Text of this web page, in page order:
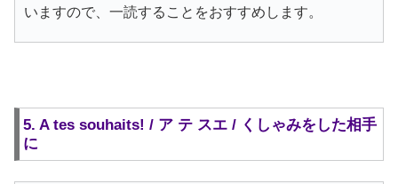
いますので、一読することをおすすめします。
5. A tes souhaits! / ア テ スエ / くしゃみをした相手
に